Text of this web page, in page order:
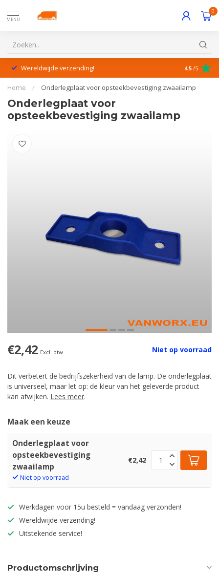
MENU
0
Wereldwijde verzending! 4.5 /5
Home / Onderlegplaat voor opsteekbevestiging zwaailamp
Onderlegplaat voor
opsteekbevestiging zwaailamp
€2,42 Excl. btw Niet op voorraad
Dit verbetert de bedrijfszekerheid van de lamp. De onderlegplaat
is universeel, maar let op: de kleur van het geleverde product
kan afwijken. Lees meer.
Maak een keuze
Onderlegplaat voor
opsteekbevestiging
zwaailamp
Niet op voorraad
€2,42
Werkdagen voor 15u besteld = vandaag verzonden!
Wereldwijde verzending!
Uitstekende service!
Productomschrijving